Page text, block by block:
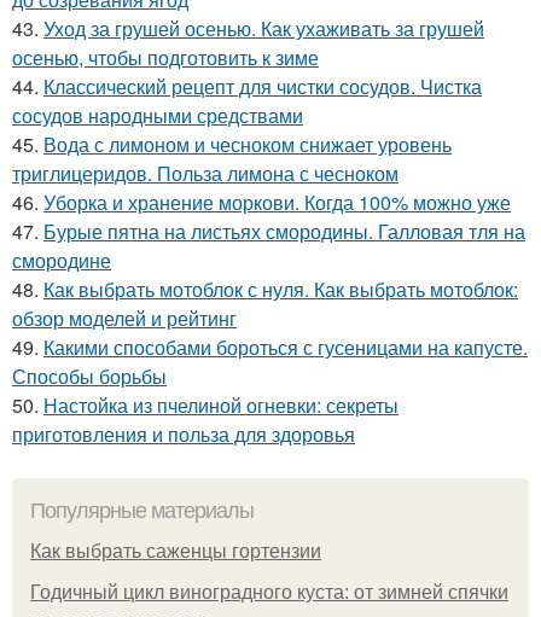
43. Уход за грушей осенью. Как ухаживать за грушей
осенью, чтобы подготовить к зиме
44. Классический рецепт для чистки сосудов. Чистка
сосудов народными средствами
45. Вода с лимоном и чесноком снижает уровень
триглицеридов. Польза лимона с чесноком
46. Уборка и хранение моркови. Когда 100% можно уже
47. Бурые пятна на листьях смородины. Галловая тля на
смородине
48. Как выбрать мотоблок с нуля. Как выбрать мотоблок:
обзор моделей и рейтинг
49. Какими способами бороться с гусеницами на капусте.
Способы борьбы
50. Настойка из пчелиной огневки: секреты
приготовления и польза для здоровья
Популярные материалы
Как выбрать саженцы гортензии
Годичный цикл виноградного куста: от зимней спячки